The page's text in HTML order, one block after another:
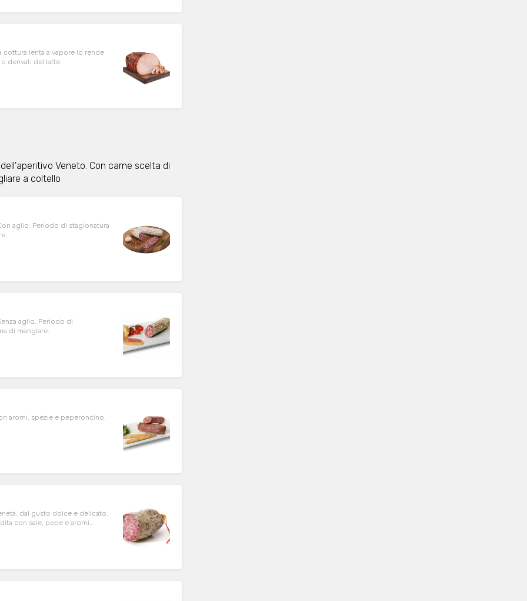
cottura lenta a vapore lo rende
derivati del latte.
Veneto. Con carne scelta di
a coltello
di mangiare.
aromi, spezie e peperoncino.
dal gusto dolce e delicato.
con sale, pepe e aromi
sapore pieno ma mai
da alimentari. Togliere il